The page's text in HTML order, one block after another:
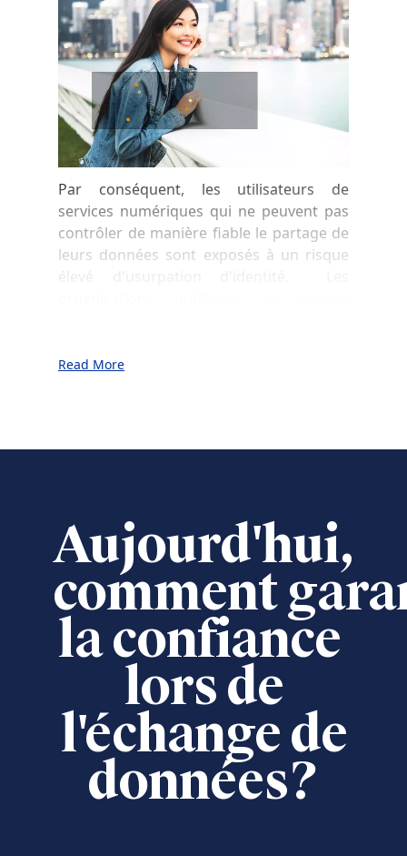
Par conséquent, les utilisateurs de
services numériques qui ne peuvent pas
contrôler de manière fiable le partage de
leurs données sont exposés à un risque
élevé d'usurpation d'identité. Les
régulièrement victimes de vols de
Read More
Aujourd'hui,
comment
la confiance
lorsde
l'échange de
données?